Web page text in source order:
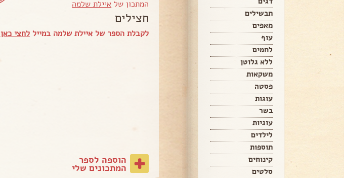
תבשילים
מאפים
עוף
לחמים
ללא גלוטן
משקאות
פסטה
עוגות
בשר
עוגיות
לילדים
תוספות
קינוחים
סלטים
המתכון של איילת שלמה
חצילים
לקבלת הספר של איילת שלמה במייל לחצי כאן
הוספה לספר
המתכונים שלי